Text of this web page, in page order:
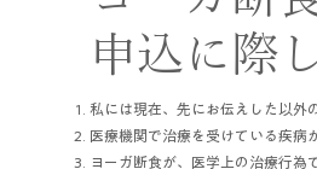
申込に際
私には現在、先にお伝えした以外
医療機関で治療を受けている疾病
ヨーガ断食が、医学上の治療行為